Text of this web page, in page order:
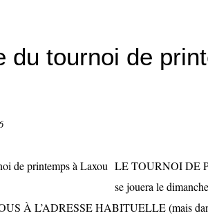
du tournoi de
LE TOURNOI DE
se jouera le
À L’ADRESSE HABITUELLE (mais